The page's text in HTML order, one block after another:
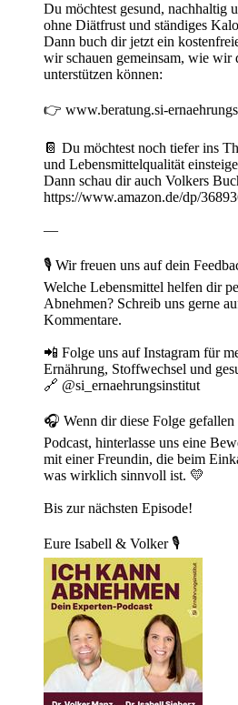
Du möchtest gesund, nachhaltig
ohne Diätfrust und ständiges
Dann buch dir jetzt ein
wir schauen gemeinsam, wie wir
unterstützen können:
👉 www.beratung.si-
📔 Du möchtest noch tiefer ins
und Lebensmittelqualität
Dann schau dir auch Volkers
https://www.amazon.de/dp/
—
🎙 Wir freuen uns auf dein
Welche Lebensmittel helfen dir
Abnehmen? Schreib uns gerne
Kommentare.
📲 Folge uns auf Instagram für
Ernährung, Stoffwechsel und
🔗 @si_ernaehrungsinstitut
🎧 Wenn dir diese Folge gefallen
Podcast, hinterlasse uns eine
mit einer Freundin, die beim
was wirklich sinnvoll ist. 💛
Bis zur nächsten Episode!
Eure Isabell & Volker 🎙